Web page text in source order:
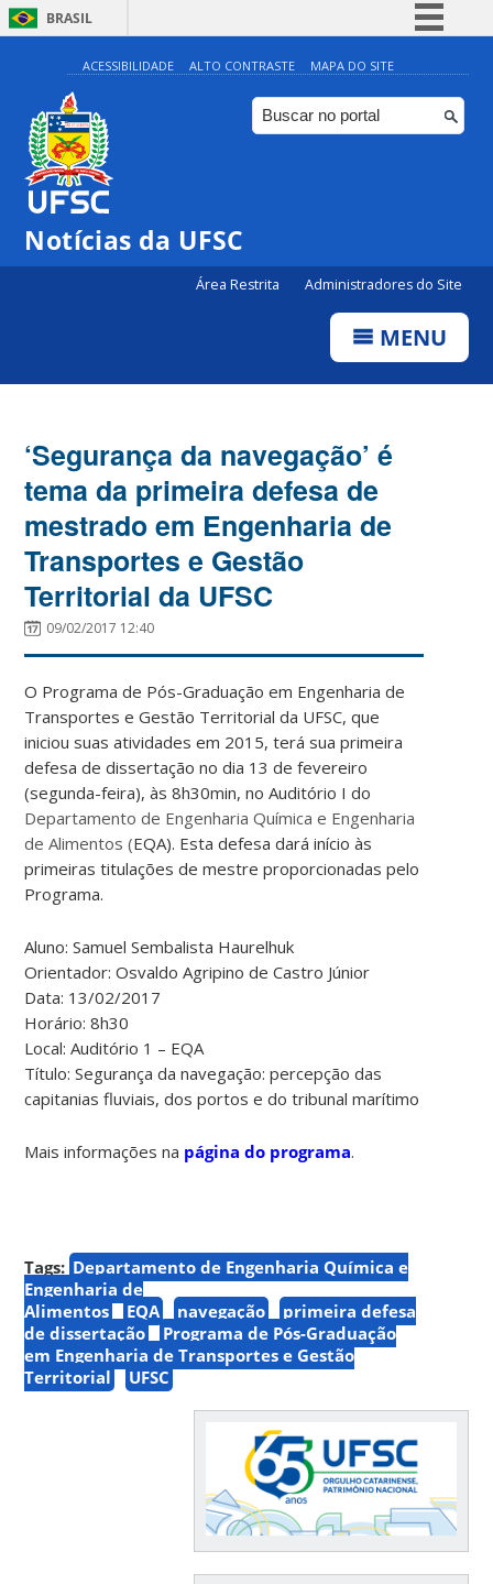
BRASIL
Simplifique!
Comunica BR
Participe
ACESSIBILIDADE ALTO CONTRASTE MAPA DO SITE
Notícias da UFSC
Área Restrita Administradores do Site
MENU
‘Segurança da navegação’ é
tema da primeira defesa de
mestrado em Engenharia de
Transportes e Gestão
Territorial da UFSC
09/02/2017 12:40
O Programa de Pós-Graduação em Engenharia de
Transportes e Gestão Territorial da UFSC, que
iniciou suas atividades em 2015, terá sua primeira
defesa de dissertação no dia 13 de fevereiro
(segunda-feira), às 8h30min, no Auditório I do
Departamento de Engenharia Química e Engenharia
de Alimentos (EQA). Esta defesa dará início às
primeiras titulações de mestre proporcionadas pelo
Programa.
Aluno: Samuel Sembalista Haurelhuk
Orientador: Osvaldo Agripino de Castro Júnior
Data: 13/02/2017
Horário: 8h30
Local: Auditório 1 – EQA
Título: Segurança da navegação: percepção das
capitanias fluviais, dos portos e do tribunal marítimo
Mais informações na página do programa.
Tags: Departamento de Engenharia Química e
Engenharia de
Alimentos
EQA navegação
primeira defesa
de dissertação
Programa de Pós-Graduação
em Engenharia de Transportes e Gestão
Territorial
UFSC